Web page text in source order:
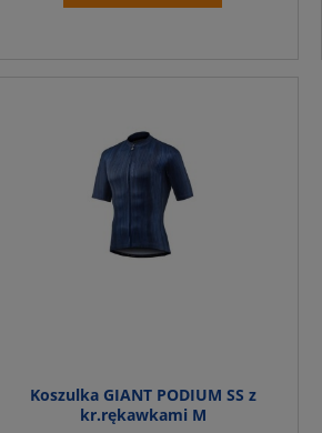
Koszulka GIANT PODIUM SS z
kr.rękawkami M